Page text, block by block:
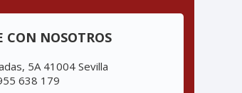
CON NOSOTROS
5A 41004 Sevilla
638 179